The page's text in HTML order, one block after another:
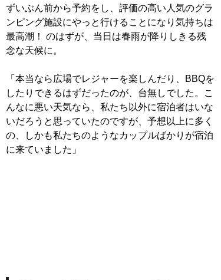
ずいぶん前から予約をし、評価の高い人気のグラ
ンピング施設にやっと行けることになり気持ちは
最高潮！ のはずが、当日は春雨が降りしきる残
念な天候に。
「本当なら広場でレジャーを楽しんだり、BBQを
したりできるはずだったのが、台無しでした。こ
んなに悪い天気なら、私たち以外に宿泊者はいな
いだろうと思っていたのですが、予想以上に多く
の、しかも私たちのようなカップルばかりが宿泊
に来ていました」